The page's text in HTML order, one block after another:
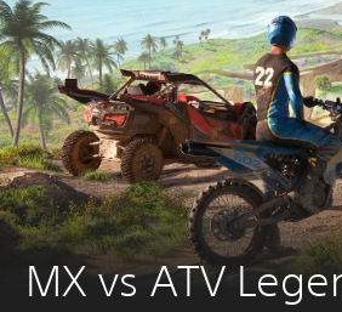
MX vs ATV